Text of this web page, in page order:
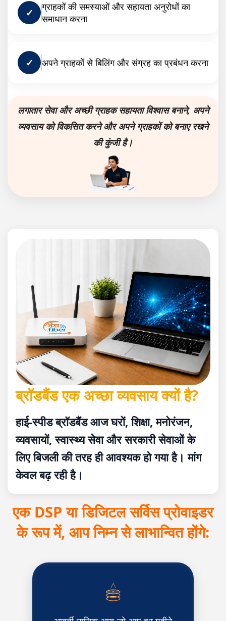
✓
ग्राहकों की समस्याओं और सहायता अनुरोधों का
समाधान करना
✓ अपने ग्राहकों से बिलिंग और संग्रह का प्रबंधन करना
लगातार सेवा और अच्छी ग्राहक सहायता विश्वास बनाने, अपने
व्यवसाय को विकसित करने और अपने ग्राहकों को बनाए रखने
की कुंजी है।
ब्रॉडबैंड एक अच्छा व्यवसाय क्यों है?
हाई-स्पीड ब्रॉडबैंड आज घरों, शिक्षा, मनोरंजन,
व्यवसायों, स्वास्थ्य सेवा और सरकारी सेवाओं के
लिए बिजली की तरह ही आवश्यक हो गया है। मांग
केवल बढ़ रही है।
एक DSP या डिजिटल सर्विस प्रोवाइडर
के रूप में, आप निम्न से लाभान्वित होंगे: